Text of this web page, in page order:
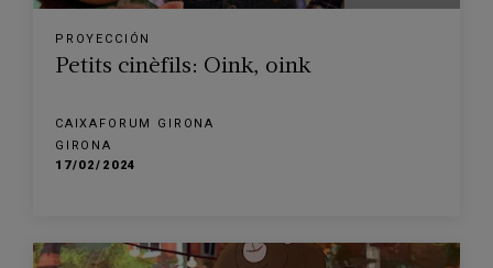
PROYECCIÓN
Petits cinèfils: Oink, oink
CAIXAFORUM GIRONA
GIRONA
17/02/2024